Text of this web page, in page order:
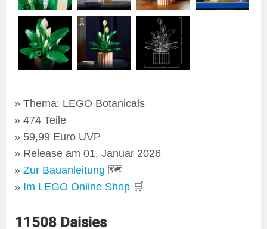
Thema: LEGO Botanicals
474 Teile
59,99 Euro UVP
Release am 01. Januar 2026
Zur Bauanleitung 🗺
Im LEGO Online Shop 🛒
11508 Daisies